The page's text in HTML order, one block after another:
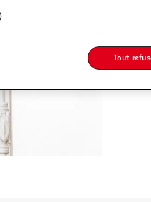
Tout